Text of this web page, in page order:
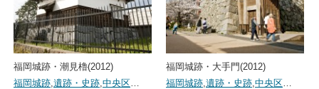
福岡城跡・潮見櫓(2012)
福岡城跡,遺跡・史跡,中央区…
福岡城跡・大手門(2012)
福岡城跡,遺跡・史跡,中央区…